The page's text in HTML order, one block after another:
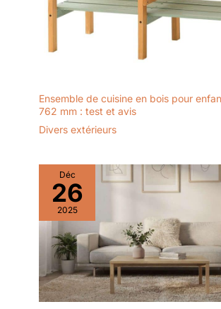
Ensemble de cuisine en bois pour
762 mm : test et avis
Divers extérieurs
Déc
26
2025